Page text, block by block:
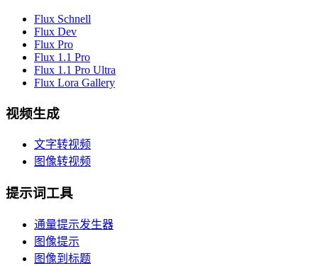
Flux Schnell
Flux Dev
Flux Pro
Flux 1.1 Pro
Flux 1.1 Pro Ultra
Flux Lora Gallery
视频生成
文字转视频
图像转视频
提示词工具
通量提示发生器
图像提示
图像到标题